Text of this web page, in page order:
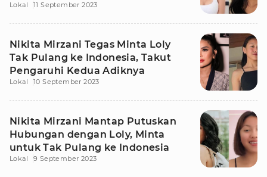
Lokal 11 September 2023
Nikita Mirzani Tegas Minta Loly
Tak Pulang ke Indonesia, Takut
Pengaruhi Kedua Adiknya
Lokal 10 September 2023
Nikita Mirzani Mantap Putuskan
Hubungan dengan Loly, Minta
untuk Tak Pulang ke Indonesia
Lokal 9 September 2023